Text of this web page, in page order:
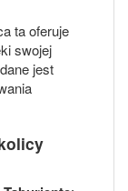
ta oferuje
swojej
jest